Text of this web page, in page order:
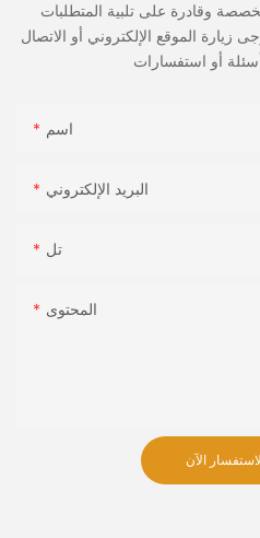
وقادرة على تلبية المتطلبات
زيارة الموقع الإلكتروني أو الاتصال
اسم
البريد الإلكتروني
تل
المحتوى
الآن